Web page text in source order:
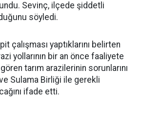
Sevinç, ilçede şiddetli
söyledi.
çalışması yaptıklarını belirten
yollarının bir an önce faaliyete
tarım arazilerinin sorunlarını
Sulama Birliği ile gerekli
ifade etti.